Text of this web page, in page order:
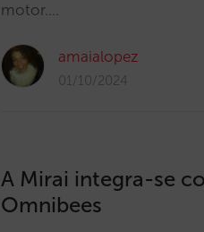
motor.…
amaialopez
01/10/2024
A Mirai integra-se
Omnibees